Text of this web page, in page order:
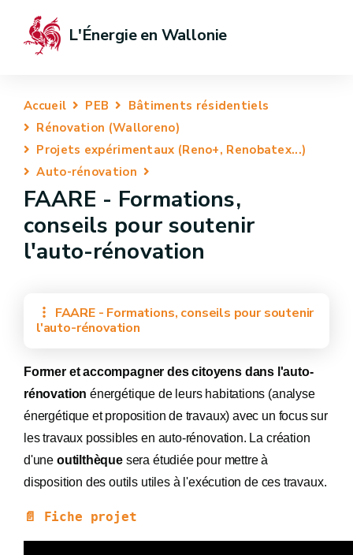
L'Énergie en Wallonie
Accueil PEB
Bâtiments résidentiels
Rénovation (Walloreno)
Projets expérimentaux (Reno+, Renobatex...)
Auto-rénovation
FAARE - Formations,
conseils pour soutenir
l'auto-rénovation
FAARE - Formations, conseils pour soutenir
l'auto-rénovation
Former et accompagner des citoyens dans l'auto-
rénovation énergétique de leurs habitations (analyse
énergétique et proposition de travaux) avec un focus sur
les travaux possibles en auto-rénovation. La création
d'une outilthèquesera étudiée pour mettre à
disposition des outils utiles à l'exécution de ces travaux.
📄 Fiche projet